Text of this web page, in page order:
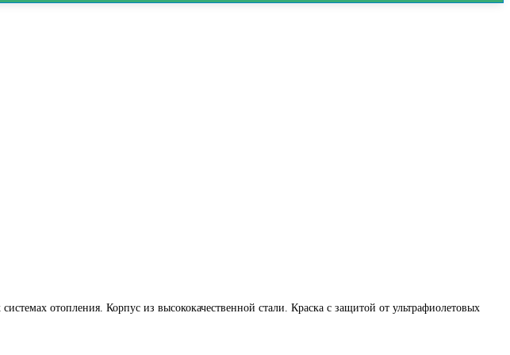
отопления. Корпус из высококачественной стали. Краска с защитой от ультрафиолетовых